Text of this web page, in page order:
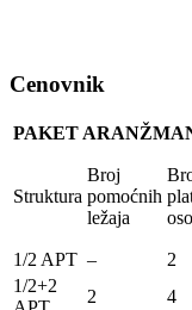
Cenovnik
PAKET
Struktura
Broj
pomoćnih
ležaja
1/2 APT – 2
1/2+2
2 4